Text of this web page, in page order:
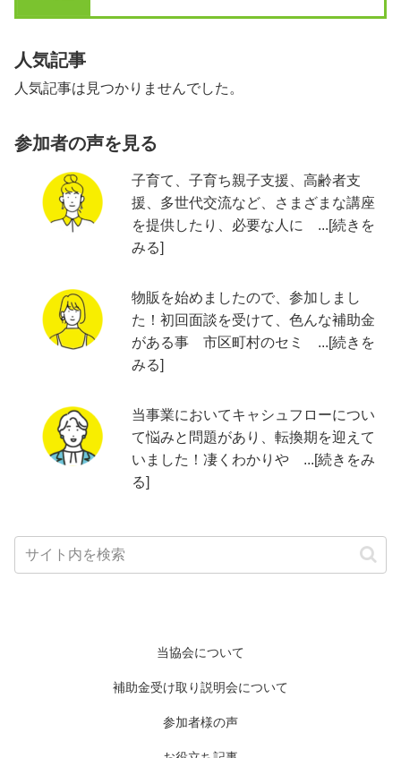
人気記事
人気記事は見つかりませんでした。
参加者の声を見る
子育て、子育ち親子支援、高齢者支
援、多世代交流など、さまざまな講座
を提供したり、必要な人に ...[続きを
みる]
物販を始めましたので、参加しまし
た！初回面談を受けて、色んな補助金
がある事 市区町村のセミ ...[続きを
みる]
当事業においてキャシュフローについ
て悩みと問題があり、転換期を迎えて
いました！凄くわかりや ...[続きをみ
る]
当協会について
補助金受け取り説明会について
参加者様の声